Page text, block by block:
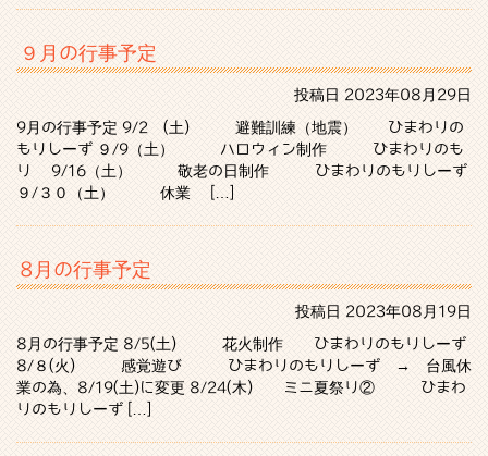
９月の行事予定
投稿日 2023年08月29日
9月の行事予定 9/2 (土) 避難訓練（地震） ひまわりの
もりしーず ９/9（土） ハロウィン制作 ひまわりのも
り 9/16（土） 敬老の日制作 ひまわりのもりしーず
９/３０（土） 休業 […]
8月の行事予定
投稿日 2023年08月19日
8月の行事予定 8/5(土) 花火制作 ひまわりのもりしーず
8/８(火) 感覚遊び ひまわりのもりしーず → 台風休
業の為、8/19(土)に変更 8/24(木) ミニ夏祭り② ひまわ
りのもりしーず […]